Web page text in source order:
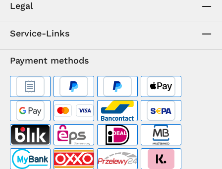
Legal
Service-Links
Payment methods